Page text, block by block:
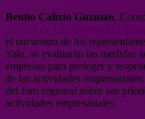
Benito Calixto Guzmán,
el encuentro de los
Yala, se evaluarán las medidas
empresas para proteger y
de las actividades
del foro regional sobre sus
actividades empresariales.